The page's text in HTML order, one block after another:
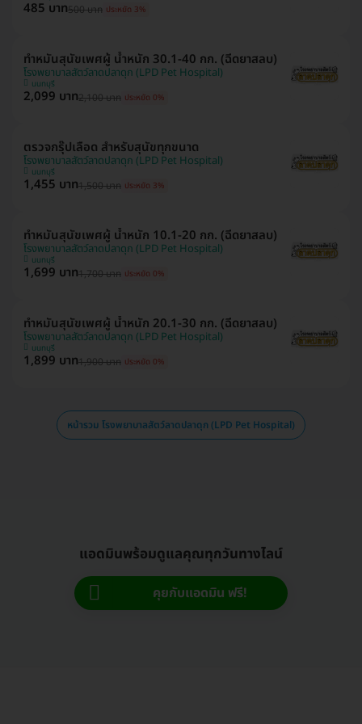
485 บาท500 บาท ประหยัด 3%
ทำหมันสุนัขเพศผู้ น้ำหนัก 30.1-40 กก. (ฉีดยาสลบ)
โรงพยาบาลสัตว์ลาดปลาดุก (LPD Pet Hospital)
นนทบุรี
2,099 บาท2,100 บาท ประหยัด 0%
ตรวจกรุ๊ปเลือด สำหรับสุนัขทุกขนาด
โรงพยาบาลสัตว์ลาดปลาดุก (LPD Pet Hospital)
นนทบุรี
1,455 บาท1,500 บาท ประหยัด 3%
ทำหมันสุนัขเพศผู้ น้ำหนัก 10.1-20 กก. (ฉีดยาสลบ)
โรงพยาบาลสัตว์ลาดปลาดุก (LPD Pet Hospital)
นนทบุรี
1,699 บาท1,700 บาท ประหยัด 0%
ทำหมันสุนัขเพศผู้ น้ำหนัก 20.1-30 กก. (ฉีดยาสลบ)
โรงพยาบาลสัตว์ลาดปลาดุก (LPD Pet Hospital)
นนทบุรี
1,899 บาท1,900 บาท ประหยัด 0%
หน้ารวม โรงพยาบาลสัตว์ลาดปลาดุก (LPD Pet Hospital)
แอดมินพร้อมดูแลคุณทุกวันทางไลน์
คุยกับแอดมิน ฟรี!